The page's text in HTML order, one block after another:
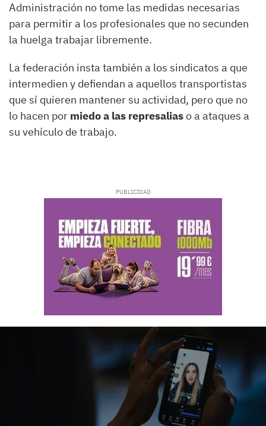
Administración no tome las medidas necesarias
para permitir a los profesionales que no secunden
la huelga trabajar libremente.
La federación insta también a los sindicatos a que
intermedien y defiendan a aquellos transportistas
que sí quieren mantener su actividad, pero que no
lo hacen por miedo a las represaliaso a ataques a
su vehículo de trabajo.